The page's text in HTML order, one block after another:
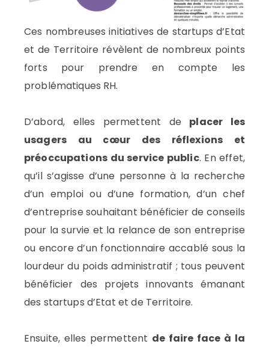
Ces nombreuses initiatives de startups d’Etat
et de Territoire révèlent de nombreux points
forts pour prendre en compte les
problématiques RH.
D’abord, elles permettent de placer les
usagers au cœur des réflexions et
préoccupations du service public. En effet,
qu’il s’agisse d’une personne à la recherche
d’un emploi ou d’une formation, d’un chef
d’entreprise souhaitant bénéficier de conseils
pour la survie et la relance de son entreprise
ou encore d’un fonctionnaire accablé sous la
lourdeur du poids administratif ; tous peuvent
bénéficier des projets innovants émanant
des startups d’Etat et de Territoire.
Ensuite, elles permettent de faire face à la